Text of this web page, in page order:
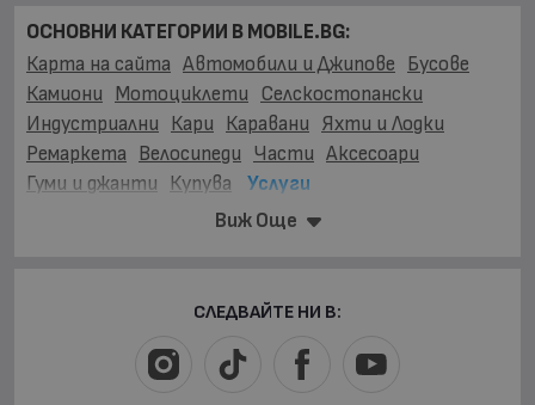
Виж Още
ОСНОВНИ КАТЕГОРИИ В MOBILE.BG:
Карта на сайта Автомобили и Джипове Бусове
Камиони Мотоциклети Селскостопански
Индустриални Кари Каравани Яхти и Лодки
Ремаркета Велосипеди Части Аксесоари
Гуми и джанти
Купува
Услуги
Яхти и Лодки
Ремаркета
СЛЕДВАЙТЕ НИ В: